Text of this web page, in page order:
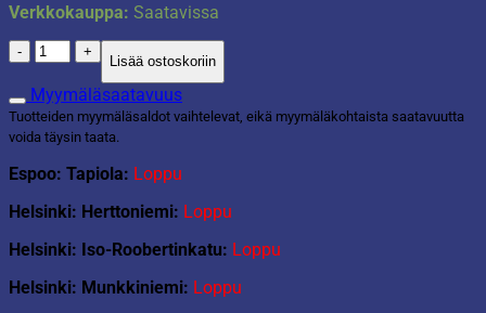
Verkkokauppa: Saatavissa
Fiskars
Solid
lehtiharava
M
määrä
Lisää ostoskoriin
Myymäläsaatavuus
Tuotteiden myymäläsaldot vaihtelevat, eikä myymäläkohtaista saatavuutta
voida täysin taata.
Espoo: Tapiola: Loppu
Helsinki: Herttoniemi: Loppu
Helsinki: Iso-Roobertinkatu: Loppu
Helsinki: Munkkiniemi: Loppu